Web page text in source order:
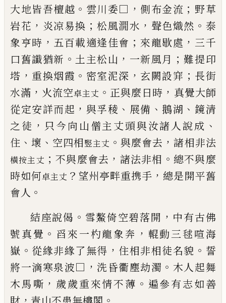
大地皆吾檀越 。 雲川委□ ， 側布金流 ； 野草
岩花 ， 炎凉易換 ； 松風㵎水 ， 聲色熾然 。 泰
象亨時 ， 五百載適逢佳會 ； 來龍歇處 ， 三千
口舊讖猶新 。 土主松山 ， 一新風月 ； 難提印
塔 ， 重換烟霞 。 密室泥深 ， 玄闕設穽 ； 長街
水滿 ， 火流空卓主丈 。 正與麼 日時 ， 真覺大師
從定安詳而起 ， 與孚稜 、 展備 、 鵝湖 、 鏡清
之徒 ， 只今向山僧主丈頭與汝諸人說成 、
住 、 壞 、 空四相竪主丈 。與麼會去 ，諸相非法
橫按主丈 ； 不與麼會去 ， 諸法非相 。 總不與麼
時如何卓主丈 ？ 望州亭畔重携手 ， 總是開平舊
會人 。
結座說偈 。 雪鰲倚空碧落開 ， 中有古佛
號真覺 。 舀來一杓龍象奔 ， 輥動三毬喧海
嶽 。 從緣非緣了無得 ， 住相非相徒名貌 。 誓
將一滴寒泉波□ ， 洗昏衢塵劫濁 。 木人起舞
木馬嘶 ， 歲歲重來情不薄 。 遍參有志如善